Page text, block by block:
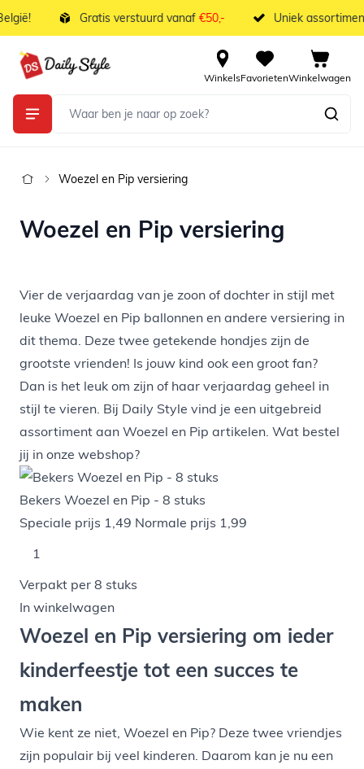
Ga naar de inhoud
Gratis verstuurd vanaf€50,- Uniek
WinkelsFavorietenWinkelwagen
Woezel en Pip versiering
Woezel en Pip versiering
Vier de verjaardag van je zoon of dochter in stijl met
leuke Woezel en Pip ballonnen en andere versiering in
dit thema. Deze twee getekende hondjes zijn de
grootste vrienden! Is jouw kind ook een groot fan?
Dan is het leuk om zijn of haar verjaardag geheel in
stijl te vieren. Bij Daily Style vind je een uitgebreid
assortiment aan Woezel en Pip artikelen. Wat bestel
jij in onze webshop?
Bekers Woezel en Pip - 8 stuks
Speciale prijs 1,49 Normale prijs 1,99
Verpakt per 8 stuks
In winkelwagen
Woezel en Pip versiering om ieder
kinderfeestje tot een succes te
maken
Wie kent ze niet, Woezel en Pip? Deze twee vriendjes
zijn populair bij veel kinderen. Daarom kan je nu een